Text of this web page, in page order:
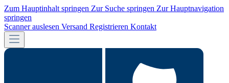
Zum Hauptinhalt springen Zur Suche springen Zur Hauptnavigation
springen
Scanner auslesen Versand Registrieren Kontakt